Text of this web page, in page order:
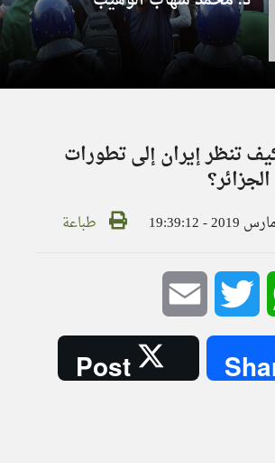
تنظر إيران إلى تطورات
طباعة
WhatsApp
Twitter
Post